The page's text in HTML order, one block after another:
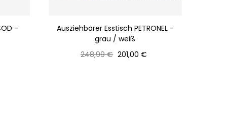
-
Ausziehbarer Esstisch PETRONEL -
grau / weiß
Normaler
248,99 € Preis
201,00 €